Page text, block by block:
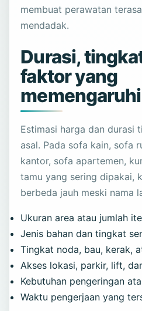
membuat perawatan
mendadak.
Durasi,
faktor yang
Estimasi harga dan durasi
asal. Pada sofa kain, sofa
kantor, sofa apartemen,
tamu yang sering dipakai,
berbeda jauh meski nama
Ukuran area atau jumlah
Jenis bahan dan tingkat
Tingkat noda, bau, kerak,
Akses lokasi, parkir, lift,
Kebutuhan pengeringan
Waktu pengerjaan yang